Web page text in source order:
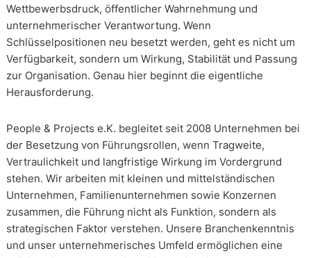
Wettbewerbsdruck, öffentlicher Wahrnehmung und
unternehmerischer Verantwortung. Wenn
Schlüsselpositionen neu besetzt werden, geht es nicht um
Verfügbarkeit, sondern um Wirkung, Stabilität und Passung
zur Organisation. Genau hier beginnt die eigentliche
Herausforderung.
People & Projects e.K. begleitet seit 2008 Unternehmen bei
der Besetzung von Führungsrollen, wenn Tragweite,
Vertraulichkeit und langfristige Wirkung im Vordergrund
stehen. Wir arbeiten mit kleinen und mittelständischen
Unternehmen, Familienunternehmen sowie Konzernen
zusammen, die Führung nicht als Funktion, sondern als
strategischen Faktor verstehen. Unsere Branchenkenntnis
und unser unternehmerisches Umfeld ermöglichen eine